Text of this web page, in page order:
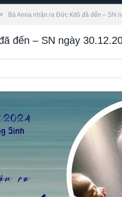
Bà Anna nhận ra Đức Kitô đã đến – SN
đến – SN ngày